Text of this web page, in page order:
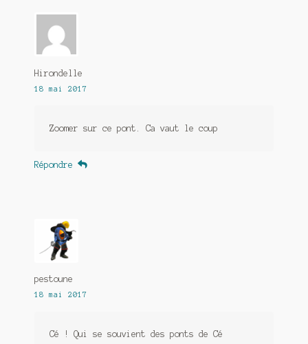
Hirondelle
18 mai 2017
Zoomer sur ce pont. Ca vaut le coup
Répondre
pestoune
18 mai 2017
Cé ! Qui se souvient des ponts de Cé